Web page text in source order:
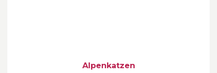
Alpenkatzen